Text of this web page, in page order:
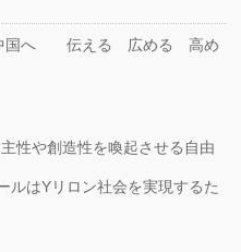
中国へ 伝える 広める 高め
性や創造性を喚起させる自由
ルはYリロン社会を実現するた